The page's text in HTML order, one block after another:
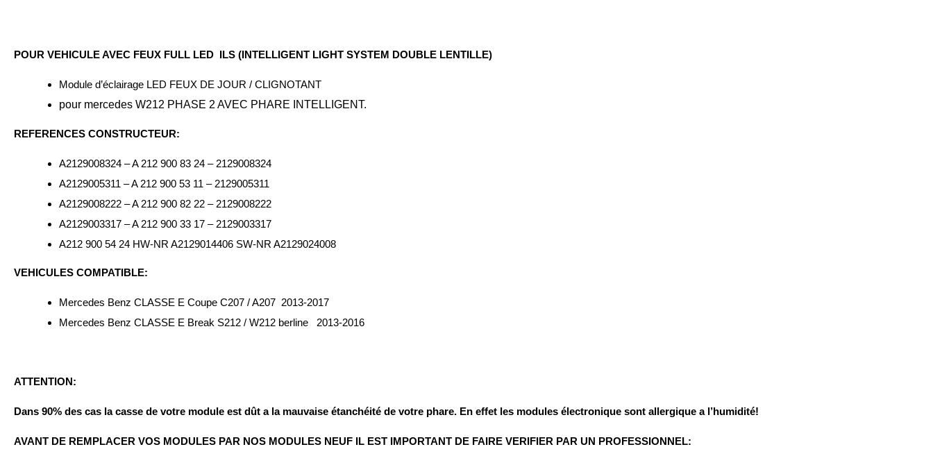
POUR VEHICULE AVEC FEUX FULL LED ILS (INTELLIGENT LIGHT SYSTEM DOUBLE LENTILLE)
Module d’éclairage LED FEUX DE JOUR / CLIGNOTANT
pour mercedes W212 PHASE 2 AVEC PHARE INTELLIGENT.
REFERENCES CONSTRUCTEUR:
A2129008324 – A 212 900 83 24 – 2129008324
A2129005311 – A 212 900 53 11 – 2129005311
A2129008222 – A 212 900 82 22 – 2129008222
A2129003317 – A 212 900 33 17 – 2129003317
A212 900 54 24 HW-NR A2129014406 SW-NR A2129024008
VEHICULES COMPATIBLE:
Mercedes Benz CLASSE E Coupe C207 / A207 2013-2017
Mercedes Benz CLASSE E Break S212 / W212 berline
2013-2016
ATTENTION:
Dans 90% des cas la casse de votre module est dût a la mauvaise étanchéité de votre phare. En effet les modules électronique sont allergique a l’humidité!
AVANT DE REMPLACER VOS MODULES PAR NOS MODULES NEUF IL EST IMPORTANT DE FAIRE VERIFIER PAR UN PROFESSIONNEL: